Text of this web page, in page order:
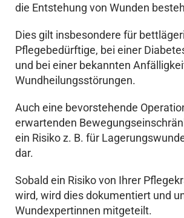
die Entstehung von Wunden
Dies gilt insbesondere für
Pflegebedürftige, bei einer
und bei einer bekannten
Wundheilungsstörungen.
Auch eine bevorstehende
erwartenden
ein Risiko z. B. für
dar.
Sobald ein Risiko von Ihrer
wird, wird dies dokumentiert und
Wundexpertinnen mitgeteilt.